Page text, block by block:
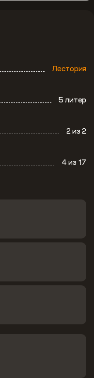
Лестория
5 литер
2из 2
4из 17